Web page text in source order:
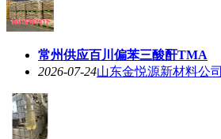
常州供应百川偏苯三酸酐TMA
2026-07-24山东金悦源新材料公司